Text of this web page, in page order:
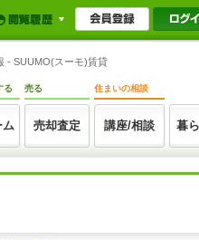
- SUUMO(スーモ)賃貸
る
ム
売る
売却査定
住まいの相談
講座/相談 暮